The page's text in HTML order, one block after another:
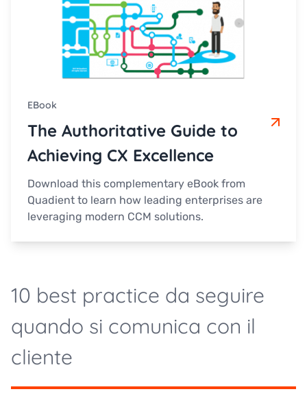
eBook
The Authoritative Guide to
Achieving CX Excellence
Download this complementary eBook from
Quadient to learn how leading enterprises are
leveraging modern CCM solutions.
10 best practice da seguire
quando si comunica con il
cliente